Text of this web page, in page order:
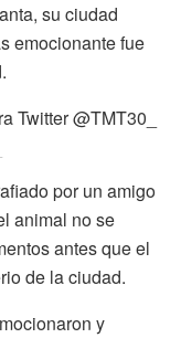
su ciudad
emocionante fue
por un amigo
animal no se
antes que el
de la ciudad.
y